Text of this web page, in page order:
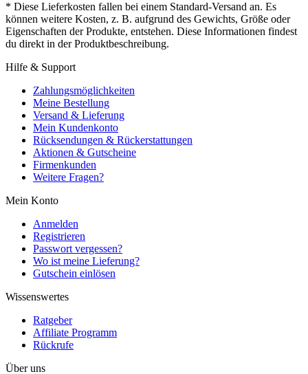
* Diese Lieferkosten fallen bei einem Standard-Versand an. Es
können weitere Kosten, z. B. aufgrund des Gewichts, Größe oder
Eigenschaften der Produkte, entstehen. Diese Informationen findest
du direkt in der Produktbeschreibung.
Hilfe & Support
Zahlungsmöglichkeiten
Meine Bestellung
Versand & Lieferung
Mein Kundenkonto
Rücksendungen & Rückerstattungen
Aktionen & Gutscheine
Firmenkunden
Weitere Fragen?
Mein Konto
Anmelden
Registrieren
Passwort vergessen?
Wo ist meine Lieferung?
Gutschein einlösen
Wissenswertes
Ratgeber
Affiliate Programm
Rückrufe
Über uns